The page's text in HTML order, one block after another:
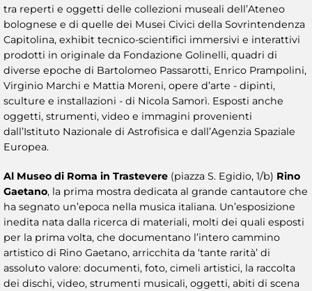
tra reperti e oggetti delle collezioni museali dell’Ateneo
bolognese e di quelle dei Musei Civici della Sovrintendenza
Capitolina, exhibit tecnico-scientifici immersivi e interattivi
prodotti in originale da Fondazione Golinelli, quadri di
diverse epoche di Bartolomeo Passarotti, Enrico Prampolini,
Virginio Marchi e Mattia Moreni, opere d’arte - dipinti,
sculture e installazioni - di Nicola Samorì. Esposti anche
oggetti, strumenti, video e immagini provenienti
dall’Istituto Nazionale di Astrofisica e dall’Agenzia Spaziale
Europea.
Al Museo di Roma in Trastevere (piazza S. Egidio, 1/b) Rino
Gaetano, la prima mostra dedicata al grande cantautore che
ha segnato un’epoca nella musica italiana. Un’esposizione
inedita nata dalla ricerca di materiali, molti dei quali esposti
per la prima volta, che documentano l’intero cammino
artistico di Rino Gaetano, arricchita da ‘tante rarità’ di
assoluto valore: documenti, foto, cimeli artistici, la raccolta
dei dischi, video, strumenti musicali, oggetti, abiti di scena